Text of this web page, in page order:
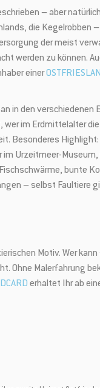
– aber
die Kegelrobben
der meist
werden zu können.
einer
in den verschiedenen
im Erdmittelalter
Besonderes Highlight:
Urzeitmeer-
bunte
– selbst Faultiere
Motiv. Wer
Ohne Malerfahrung
erhaltet Ihr ab
attraktiven